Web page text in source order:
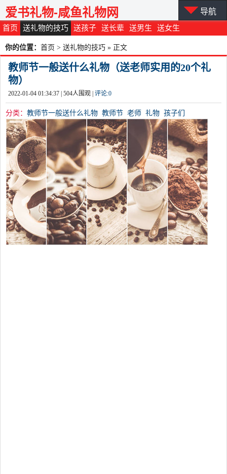
首页 送礼物的技巧 送孩子 送长辈 送男生 送女生
爱书礼物-咸鱼礼物网 导航
你的位置： 首页 > 送礼物的技巧 » 正文
教师节一般送什么礼物（送老师实用的20个礼
物）
2022-01-04 01:34:37 | 504人围观 | 评论:0
分类： 教师节一般送什么礼物 教师节 老师 礼物 孩子们